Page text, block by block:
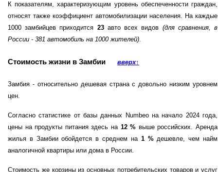
К показателям, характеризующим уровень обеспеченности граждан,
относят также коэффициент автомобилизации населения. На каждые
1000 замбийцев приходится 23 авто всех видов (для сравнения, в
России - 381 автомобиль на 1000 жителей).
Стоимость жизни в Замбии вверх↑
Замбия - относительно дешевая страна с довольно низким уровнем
цен.
Согласно статистике от базы данных Numbeo на начало 2024 года,
цены на продукты питания здесь на 12% выше российских. Аренда
жилья в Замбии обойдется в среднем на 1%дешевле, чем найм
аналогичной квартиры или дома в России.
Стоимость же корзины из основных потребительских товаров и услуг